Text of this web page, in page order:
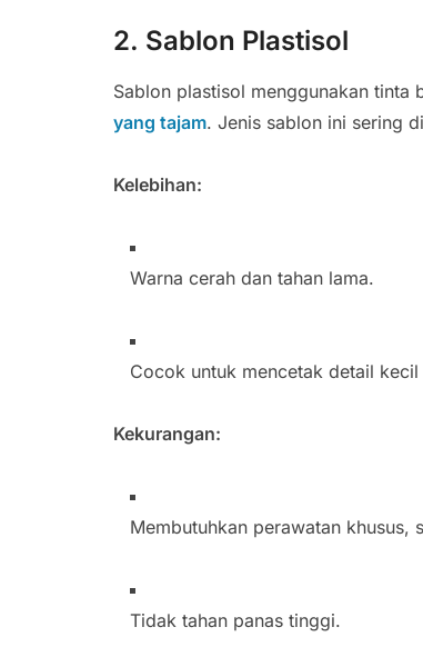
2. Sablon Plastisol
Sablon plastisol menggunakan tinta
yang tajam. Jenis sablon ini sering
Kelebihan:
Warna cerah dan tahan lama.
Cocok untuk mencetak detail
Kekurangan:
Membutuhkan perawatan khusus,
Tidak tahan panas tinggi.